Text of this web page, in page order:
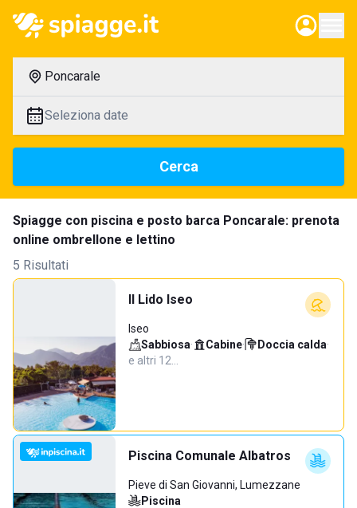
Poncarale
Seleziona date
Cerca
Spiagge con piscina e posto barca Poncarale: prenota
online ombrellone e lettino
5 Risultati
Il Lido Iseo
Iseo
Sabbiosa· Cabine· Doccia calda·
e altri 12…
Piscina Comunale Albatros
Pieve di San Giovanni, Lumezzane
Piscina